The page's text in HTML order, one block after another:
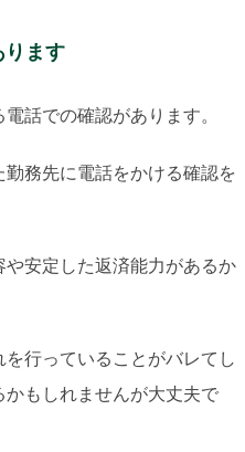
ります
話での確認があります。
務先に電話をかける確認を
安定した返済能力があるか
行っていることがバレてし
かもしれませんが大丈夫で